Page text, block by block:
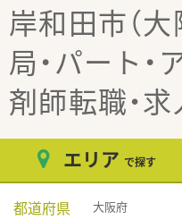
岸和田市（
局・パート・
剤師転職・
エリア で探す
都道府県 大阪府